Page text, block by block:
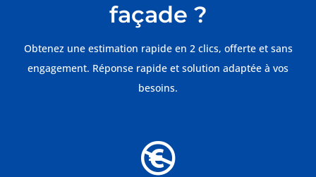
façade ?
Obtenez une estimation rapide en 2 clics, offerte et sans
engagement. Réponse rapide et solution adaptée à vos
besoins.
